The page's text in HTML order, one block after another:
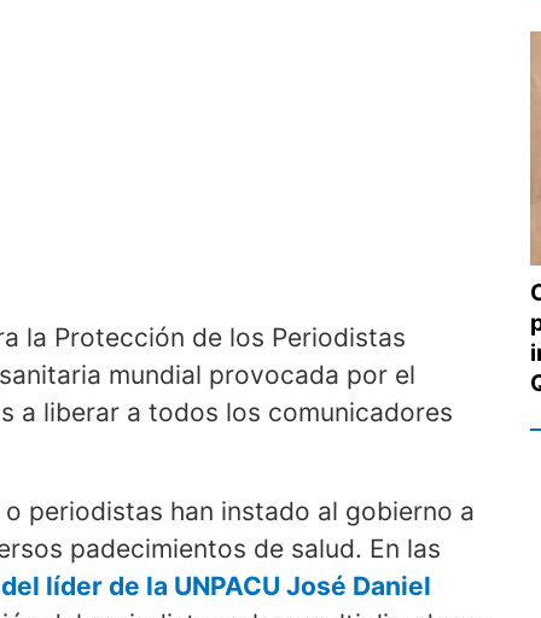
la Protección de los Periodistas
mundial provocada por el
a liberar a todos los comunicadores
periodistas han instado al gobierno a
padecimientos de salud. En las
líder de la UNPACU José Daniel